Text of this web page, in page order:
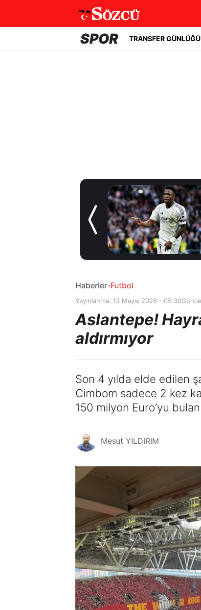
SPOR TRANSFER GÜNLÜĞÜ
Transfer Günlüğü
Geleceği tartışma
konusuydu! Real
Madrid'den
Vinicius Junior
kararı
1 gün önce
Haberler-Futbol
Yayınlanma :13 Mayıs 2026 - 05:30
Aslantepe!
aldırmıyor
Son 4 yılda elde edilen
Cimbom sadece 2 kez
150 milyon Euro’yu bulan
Mesut YILDIRIM